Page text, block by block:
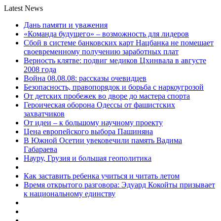
Latest News
Дань памяти и уважения
«Команда будущего» – возможность для лидеров
Сбой в системе банковских карт Нацбанка не помешает
своевременному получению заработных плат
Верность клятве: подвиг медиков Цхинвала в августе
2008 года
Война 08.08.08: рассказы очевидцев
Безопасность, правопорядок и борьба с наркоугрозой
От детских пробежек во дворе до мастера спорта
Героическая оборона Одессы от фашистских
захватчиков
От идеи – к большому научному проекту
Цена европейского выбора Пашиняна
В Южной Осетии увековечили память Вадима
Габараева
Науру, Грузия и большая геополитика
Как заставить ребенка учиться и читать летом
Время открытого разговора: Эдуард Кокойты призывает
к национальному единству